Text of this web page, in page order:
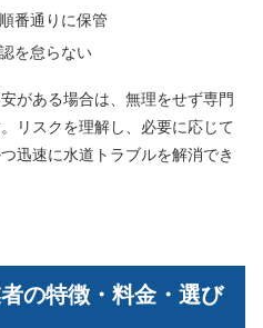
番通りに保管
を怠らない
がある場合は、無理をせず専門
リスクを理解し、必要に応じて
迅速に水道トラブルを解消でき
の特徴・料金・選び